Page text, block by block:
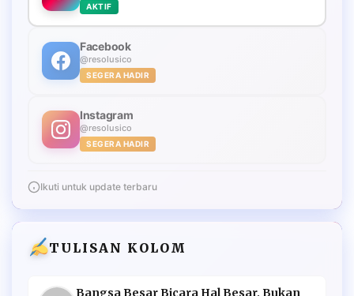
AKTIF
Facebook
@resolusico
SEGERA HADIR
Instagram
@resolusico
SEGERA HADIR
Ikuti untuk update terbaru
TULISAN KOLOM
Bangsa Besar Bicara Hal Besar, Bukan